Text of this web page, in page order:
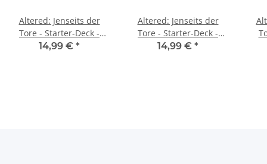
Altered: Jenseits der
Tore - Starter-Deck -
Axiom
14,99 € *
Altered: Jenseits der
Tore - Starter-Deck -
Bravos
14,99 € *